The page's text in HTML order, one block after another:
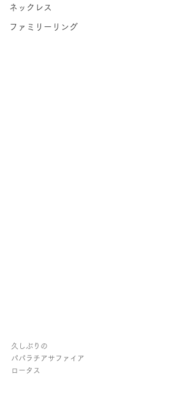
ネックレス
ファミリーリング
久しぶりの
パパラチアサファイア
ロータス